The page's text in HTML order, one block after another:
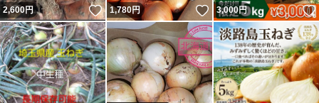
2,600円 いいね！
1,780円 いいね！
3,000円